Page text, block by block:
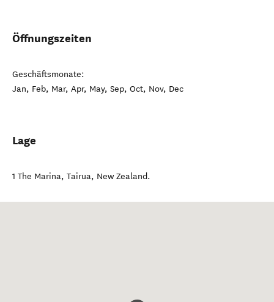
Öffnungszeiten
Geschäftsmonate:
Jan, Feb, Mar, Apr, May, Sep, Oct, Nov, Dec
Lage
1 The Marina, Tairua, New Zealand.